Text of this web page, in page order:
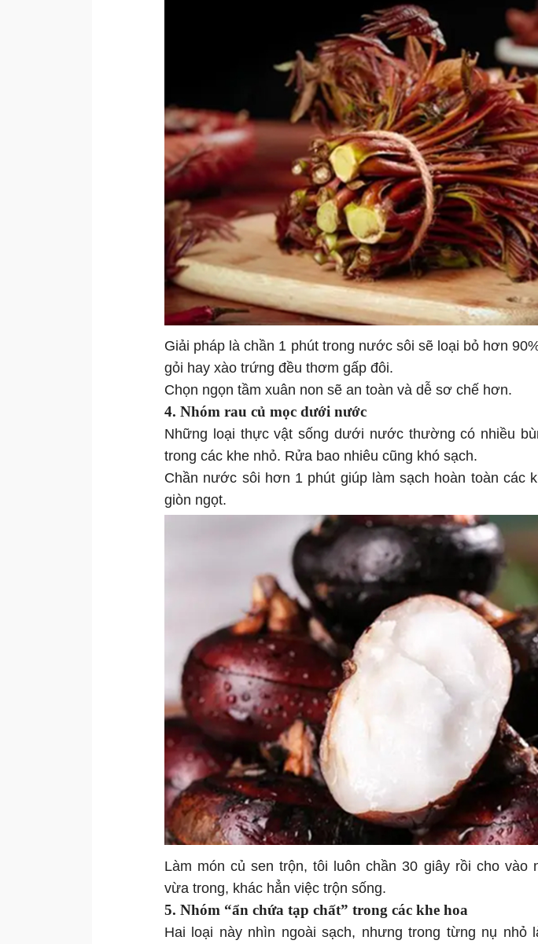
Giải pháp là chần 1 phút trong nước sôi sẽ loại bỏ hơn
gỏi hay xào trứng đều thơm gấp đôi.
Chọn ngọn tầm xuân non sẽ an toàn và dễ sơ chế hơn.
4. Nhóm rau củ mọc dưới nước
Những loại thực vật sống dưới nước thường có nhiều
trong các khe nhỏ. Rửa bao nhiêu cũng khó sạch.
Chần nước sôi hơn 1 phút giúp làm sạch hoàn toàn các
giòn ngọt.
Làm món củ sen trộn, tôi luôn chần 30 giây rồi cho vào
vừa trong, khác hẳn việc trộn sống.
5. Nhóm “ẩn chứa tạp chất” trong các khe hoa
Hai loại này nhìn ngoài sạch, nhưng trong từng nụ nhỏ